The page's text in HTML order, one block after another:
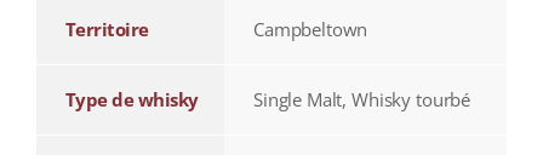
Territoire Campbeltown
Type de whisky Single Malt, Whisky tourbé